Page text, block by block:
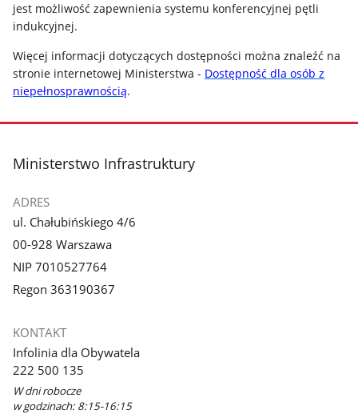
jest możliwość zapewnienia systemu konferencyjnej pętli
indukcyjnej.
Więcej informacji dotyczących dostępności można znaleźć na
stronie internetowej Ministerstwa - Dostępność dla osób z
niepełnosprawnością.
stopka
Ministerstwo Infrastruktury
ADRES
ul. Chałubińskiego 4/6
00-928 Warszawa
NIP 7010527764
Regon 363190367
KONTAKT
Infolinia dla Obywatela
222 500 135
W dni robocze
w godzinach: 8:15-16:15